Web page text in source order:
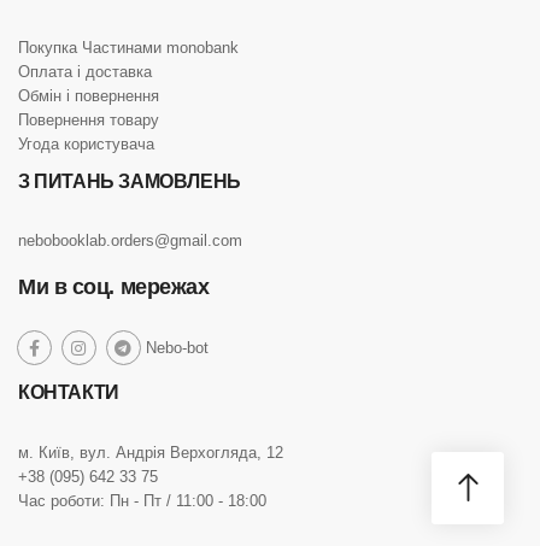
Покупка Частинами monobank
Оплата і доставка
Обмін і повернення
Повернення товару
Угода користувача
З ПИТАНЬ ЗАМОВЛЕНЬ
nebobooklab.orders@gmail.com
Ми в соц. мережах
social
link
social
link
socialNebo-botsocial
КОНТАКТИ
м. Київ, вул. Андрія Верхогляда, 12
+38 (095) 642 33 75
Час роботи: Пн - Пт / 11:00 - 18:00